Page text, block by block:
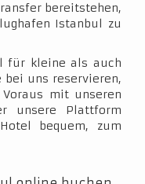
bereitstehen,
Istanbul zu
für kleine als auch
bei uns reservieren,
mit unseren
unsere Plattform
bequem, zum